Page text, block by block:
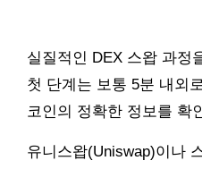
실질적인 DEX 스왑 과정
첫 단계는 보통 5분 내외
코인의 정확한 정보를 확
유니스왑(Uniswap)이나